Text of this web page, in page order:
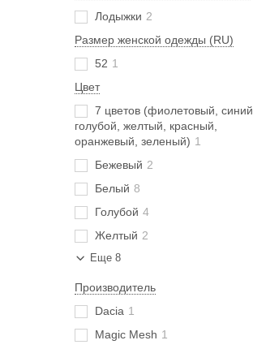
Лодыжки 2
Размер женской одежды (RU)
52 1
Цвет
7 цветов (фиолетовый, синий,
голубой, желтый, красный,
оранжевый, зеленый) 1
Бежевый 2
Белый 8
Голубой 4
Желтый 2
Еще 8
Производитель
Dacia 1
Magic Mesh 1